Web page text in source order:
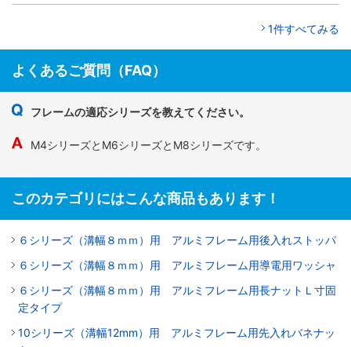
1件すべてみる
よくあるご質問（FAQ）
フレームの適応シリーズを教えてください。
M4シリーズとM6シリーズとM8シリーズです。
このカテゴリにはこんな商品もあります！
６シリーズ（溝幅８ｍｍ）用 アルミフレーム用後入れストッパ
６シリーズ（溝幅８ｍｍ）用 アルミフレーム用導電用ワッシャ
６シリーズ（溝幅８ｍｍ）用 アルミフレーム用長ナットＬ寸固
定タイプ
10シリーズ（溝幅12mm）用 アルミフレーム用先入れバネナッ